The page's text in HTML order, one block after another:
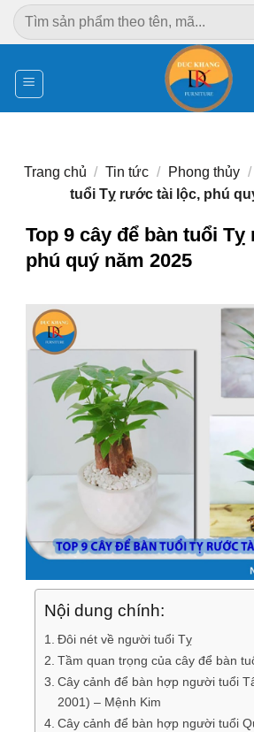
Chuyển
đến
dung
Tìm
kiếm:
Trang chủ / Tin tức / Phong thủy /
tuổi Tỵ rước tài lộc, phú
Top 9 cây để bàn tuổi
phú quý năm 2025
Nội dung chính:
Đôi nét về người tuổi Tỵ
Tầm quan trọng của cây để bàn
Cây cảnh để bàn hợp người tuổi
2001) – Mệnh Kim
Cây cảnh để bàn hợp người tuổi